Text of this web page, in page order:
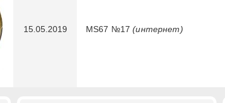
15.05.2019 MS67 №17(интернет)